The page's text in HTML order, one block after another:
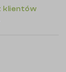
klientów